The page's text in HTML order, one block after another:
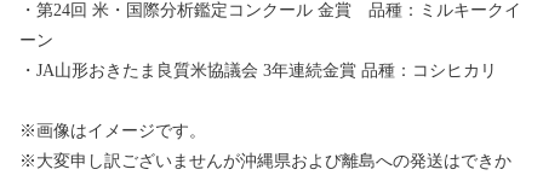
・第24回 米・国際分析鑑定コンクール 金賞 品種：ミルキークイ
ーン
・JA山形おきたま良質米協議会 3年連続金賞 品種：コシヒカリ
※画像はイメージです。
※大変申し訳ございませんが沖縄県および離島への発送はできか